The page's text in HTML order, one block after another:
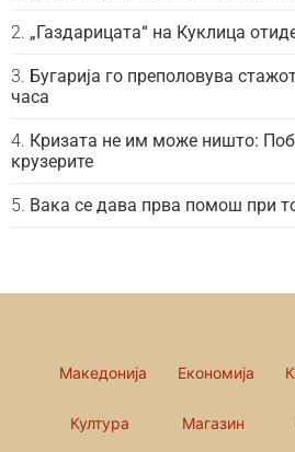
„Газдарицата“ на Куклица
Бугарија го преполовува
часа
Кризата не им може ништо:
крузерите
Вака се дава прва помош при
Македонија Економија
Култура Магазин